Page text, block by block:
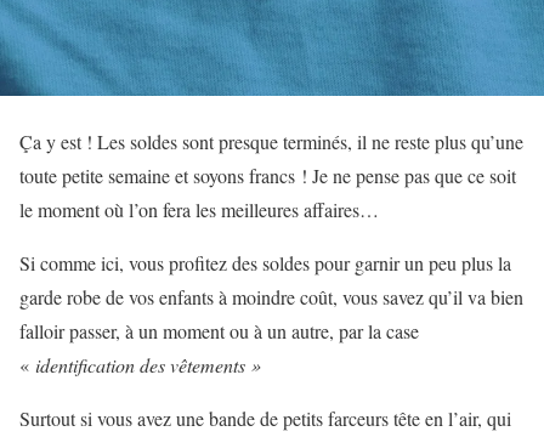
Ça y est ! Les soldes sont presque terminés, il ne reste plus qu’une
toute petite semaine et soyons francs ! Je ne pense pas que ce soit
le moment où l’on fera les meilleures affaires…
Si comme ici, vous profitez des soldes pour garnir un peu plus la
garde robe de vos enfants à moindre coût, vous savez qu’il va bien
falloir passer, à un moment ou à un autre, par la case
« identification des vêtements »
Surtout si vous avez une bande de petits farceurs tête en l’air, qui